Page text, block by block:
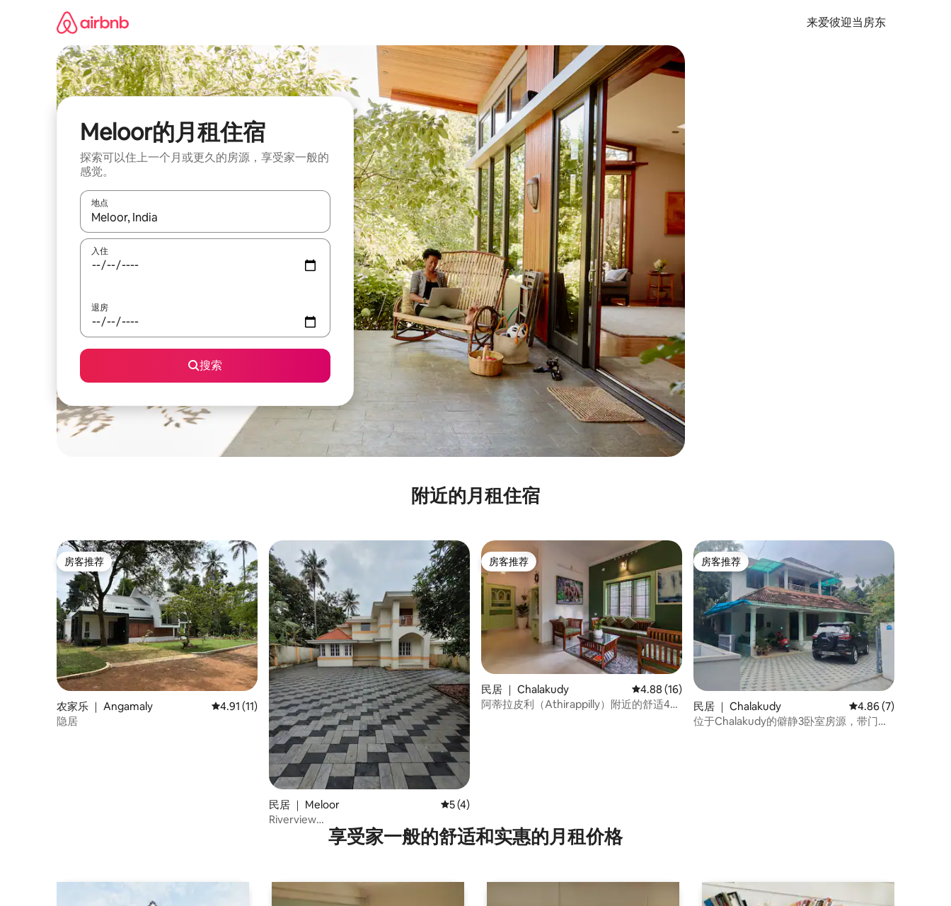
来爱彼迎当房东
Meloor的月租住宿
探索可以住上一个月或更久的房源，享受家一般的
感觉。
地点
如有搜索结果，请使用上下方向键查看，或通过点击或滑动手势浏览。
入住
退房
搜索
附近的月租住宿
房客推荐
房客推荐
农家乐 ｜ Angamaly 平均评分 4.91 分（满分 5 分），共 11 条评价
4.91 (11)
隐居
民居 ｜ Meloor 平均评分 5 分（满分 5 分），共 4 条评价
5 (4)
Riverview
Sanctuary:Villa|Chalakudi|Ernakulam
房客推荐
房客推荐
民居 ｜ Chalakudy 平均评分 4.88 分（满分 5 分），共 16 条评价
4.88 (16)
阿蒂拉皮利（Athirappilly）附近的舒适4卧
房客推荐
房客推荐
民居 ｜ Chalakudy 平均评分 4.86 分（
4.86 (7)
位于Chalakudy的僻静3卧室房源，带门控
享受家一般的舒适和实惠的月租价格